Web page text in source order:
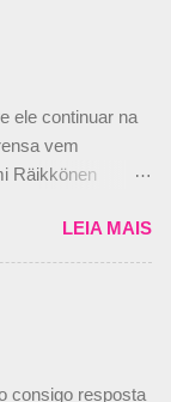
Piquet,
todas por
O
Senna em
uma oferta
depois de ter
ainda que
tricampeão
piloto, rápido e
que a suposta
“O suposto 15%
ele continuar na
vem
Räikkönen
so that’s
#Kimi7 #EifelGP
— Kimi
tantos anos na
LEIA MAIS
consigo resposta